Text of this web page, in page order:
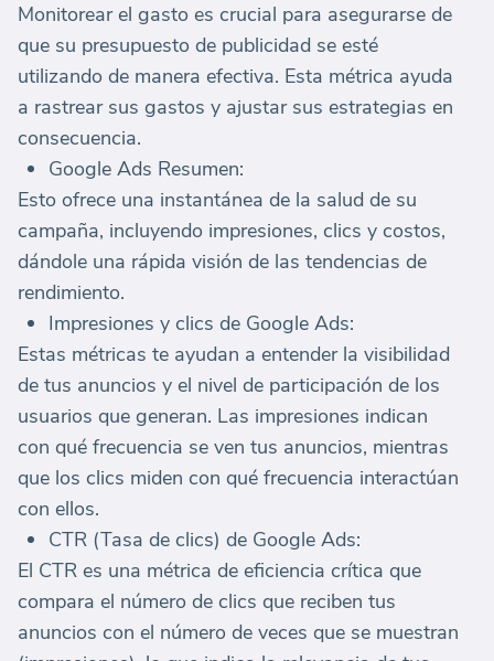
Monitorear el gasto es crucial para asegurarse de
que su presupuesto de publicidad se esté
utilizando de manera efectiva. Esta métrica ayuda
a rastrear sus gastos y ajustar sus estrategias en
consecuencia.
Google Ads Resumen:
Esto ofrece una instantánea de la salud de su
campaña, incluyendo impresiones, clics y costos,
dándole una rápida visión de las tendencias de
rendimiento.
Impresiones y clics de Google Ads:
Estas métricas te ayudan a entender la visibilidad
de tus anuncios y el nivel de participación de los
usuarios que generan. Las impresiones indican
con qué frecuencia se ven tus anuncios, mientras
que los clics miden con qué frecuencia interactúan
con ellos.
CTR (Tasa de clics) de Google Ads:
El CTR es una métrica de eficiencia crítica que
compara el número de clics que reciben tus
anuncios con el número de veces que se muestran